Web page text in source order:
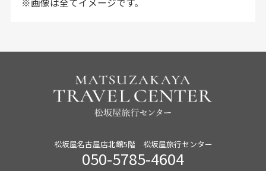
※画像は全てイメージです。
松坂屋名古屋店北館5階 松坂屋旅行センター
050-5785-4604